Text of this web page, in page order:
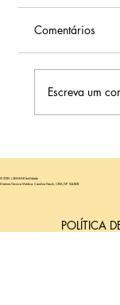
Comentários
Escreva um
© 2025 | SEMEAR fertilidade
Diretora Técnica Médica: Carolina Nastri, CRM/SP 104.808
POLÍTICA